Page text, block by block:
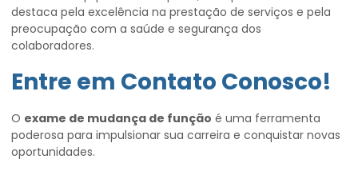
destaca pela excelência na prestação de serviços e pela
preocupação com a saúde e segurança dos
colaboradores.
Entre em Contato Conosco!
O exame de mudança de função é uma ferramenta
poderosa para impulsionar sua carreira e conquistar novas
oportunidades.